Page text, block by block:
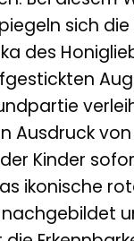
sich
des
Ausdruck
Kinder
ikonische